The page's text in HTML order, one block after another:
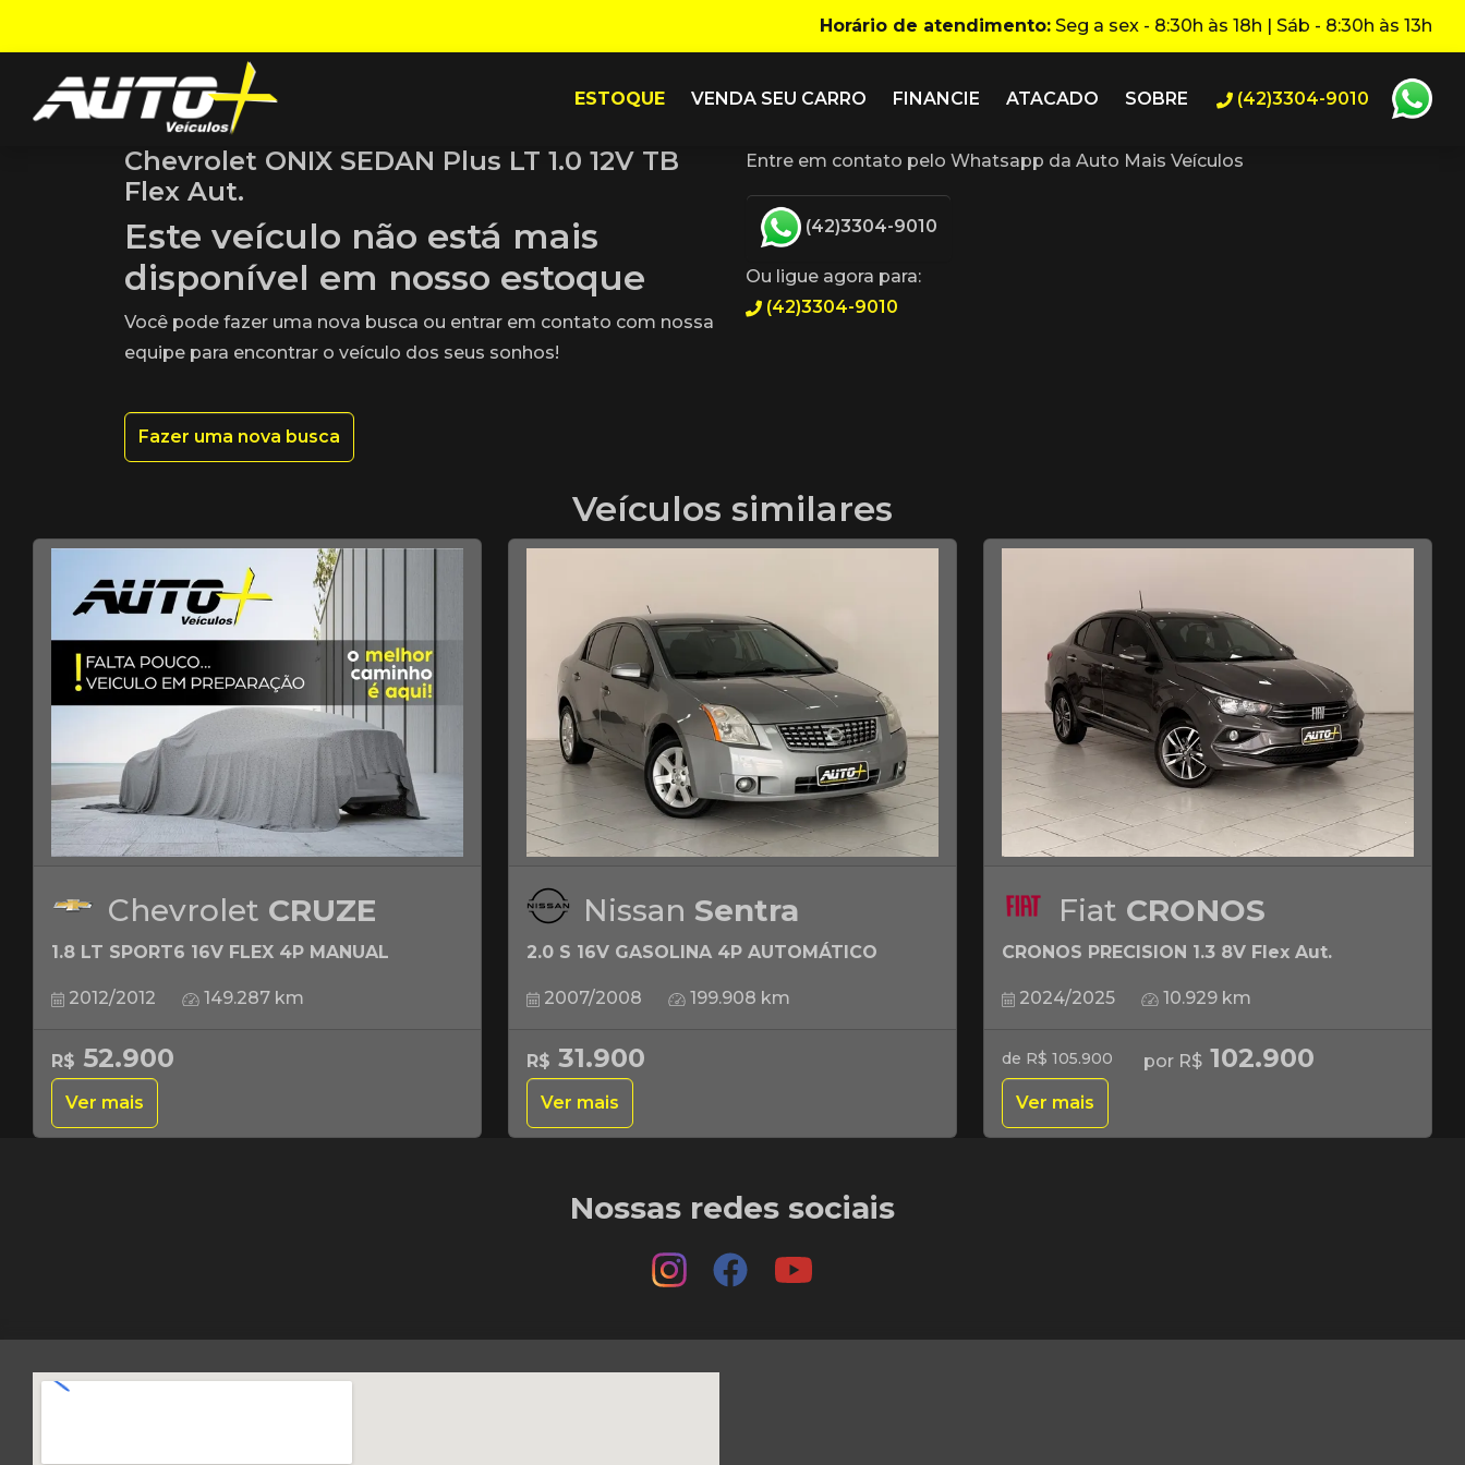
Horário de atendimento: Seg a sex - 8:30h às 18h | Sáb - 8:30h às 13h
ESTOQUE VENDA SEU CARRO FINANCIE ATACADO SOBRE (42)3304-9010
Chevrolet ONIX SEDAN Plus LT 1.0 12V TB
Flex Aut.
Este veículo não está mais
disponível em nosso estoque
Você pode fazer uma nova busca ou entrar em contato com nossa
equipe para encontrar o veículo dos seus sonhos!
Fazer uma nova busca
Entre em contato pelo Whatsapp da Auto Mais Veículos
(42)3304-9010
Ou ligue agora para:
(42)3304-9010
Veículos similares
Chevrolet CRUZE
1.8 LT SPORT6 16V FLEX 4P MANUAL
2012/2012 149.287 km
R$ 52.900
Ver mais
Nissan Sentra
2.0 S 16V GASOLINA 4P AUTOMÁTICO
2007/2008 199.908 km
R$ 31.900
Ver mais
Fiat CRONOS
CRONOS PRECISION 1.3 8V Flex Aut.
2024/2025 10.929 km
de R$ 105.900 por R$ 102.900
Ver mais
Nossas redes sociais